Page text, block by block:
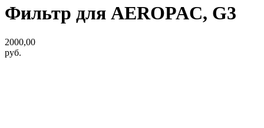
Фильтр для AEROPAC, G3
2000,00
руб.